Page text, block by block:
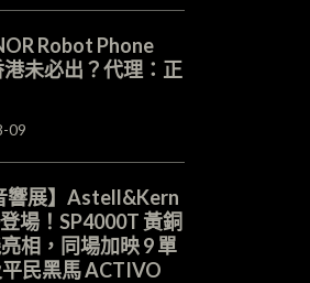
Robot Phone
未必出？代理：正
09
響展】Astell&Kern
場！SP4000T 黃銅
相，同場加映 9 單
平民黑馬 ACTIVO